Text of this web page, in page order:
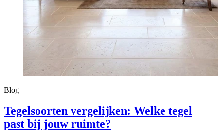
Blog
Tegelsoorten vergelijken: Welke tegel
past bij jouw ruimte?